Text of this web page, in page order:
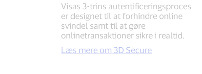
Visas 3-trins autentificeringsproces
er designet til at forhindre online
svindel samt til at gøre
onlinetransaktioner sikre i realtid.
Læs mere om 3D Secure